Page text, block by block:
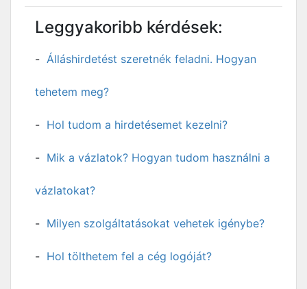
Leggyakoribb kérdések:
Álláshirdetést szeretnék feladni. Hogyan
tehetem meg?
Hol tudom a hirdetésemet kezelni?
Mik a vázlatok? Hogyan tudom használni a
vázlatokat?
Milyen szolgáltatásokat vehetek igénybe?
Hol tölthetem fel a cég logóját?